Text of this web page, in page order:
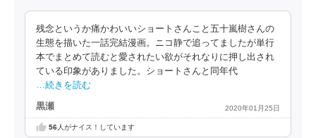
残念というか痛かわいいショートさんこと五十嵐樹さんの
生態を描いた一話完結漫画。ニコ静で追ってましたが単行
本でまとめて読むと愛されたい欲がそれなりに押し出され
ている印象がありました。ショートさんと同年代
…続きを読む
黒瀬 2020年01月25日
56人がナイス！しています